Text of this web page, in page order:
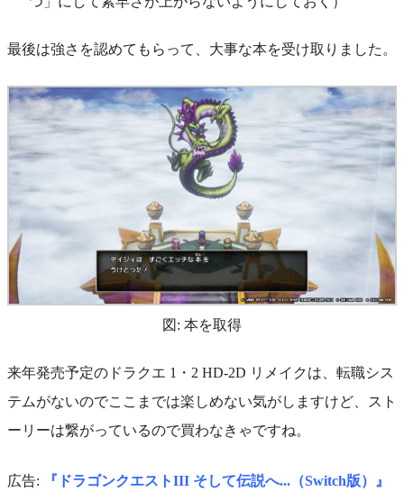
最後は強さを認めてもらって、大事な本を受け取りました。
図: 本を取得
来年発売予定のドラクエ 1・2 HD-2D リメイクは、転職シス
テムがないのでここまでは楽しめない気がしますけど、スト
ーリーは繋がっているので買わなきゃですね。
広告:
『ドラゴンクエストIII そして伝説へ...（Switch版）』